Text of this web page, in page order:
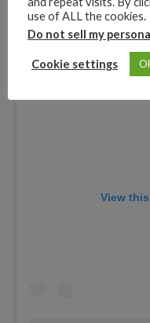
View
use of ALL the cookies.
Do not sell my
Cookie settings